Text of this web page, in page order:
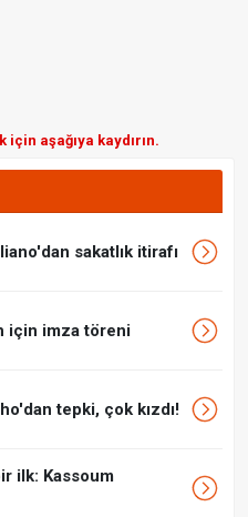
aşağıya kaydırın.
sakatlık itirafı
için imza töreni
tepki, çok kızdı!
ilk: Kassoum